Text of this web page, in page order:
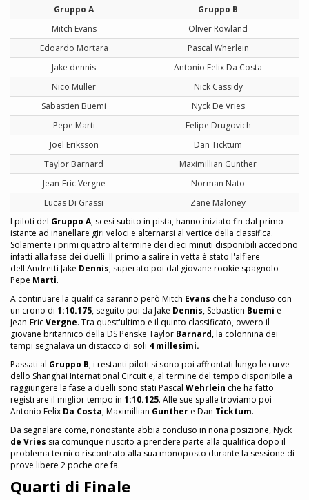
Gruppo A
Gruppo B
Mitch Evans
Oliver Rowland
Edoardo Mortara
Pascal Wherlein
Jake dennis
Antonio Felix Da Costa
Nico Muller
Nick Cassidy
Sabastien Buemi
Nyck De Vries
Pepe Marti
Felipe Drugovich
Joel Eriksson
Dan Ticktum
Taylor Barnard
Maximillian Gunther
Jean-Eric Vergne
Norman Nato
Lucas Di Grassi
Zane Maloney
I piloti del Gruppo A, scesi subito in pista, hanno iniziato fin dal primo
istante ad inanellare giri veloci e alternarsi al vertice della classifica.
Solamente i primi quattro al termine dei dieci minuti disponibili accedono
infatti alla fase dei duelli. Il primo a salire in vetta è stato l'alfiere
dell'Andretti Jake Dennis, superato poi dal giovane rookie spagnolo
Pepe Marti.
A continuare la qualifica saranno però Mitch Evans che ha concluso con
un crono di 1:10.175, seguito poi da Jake Dennis, Sebastien Buemi e
Jean-EricVergne. Tra quest'ultimo e il quinto classificato, ovvero il
giovane britannico della DS Penske Taylor Barnard, la colonnina dei
tempi segnalava un distacco di soli 4 millesimi.
Passati al Gruppo B, i restanti piloti si sono poi affrontati lungo le curve
dello Shanghai International Circuit e, al termine del tempo disponibile a
raggiungere la fase a duelli sono stati Pascal Wehrlein che ha fatto
registrare il miglior tempo in 1:10.125. Alle sue spalle troviamo poi
Antonio Felix Da Costa, Maximillian Gunther e Dan Ticktum.
Da segnalare come, nonostante abbia concluso in nona posizione, Nyck
de Vries sia comunque riuscito a prendere parte alla qualifica dopo il
problema tecnico riscontrato alla sua monoposto durante la sessione di
prove libere 2 poche ore fa.
Quarti di Finale